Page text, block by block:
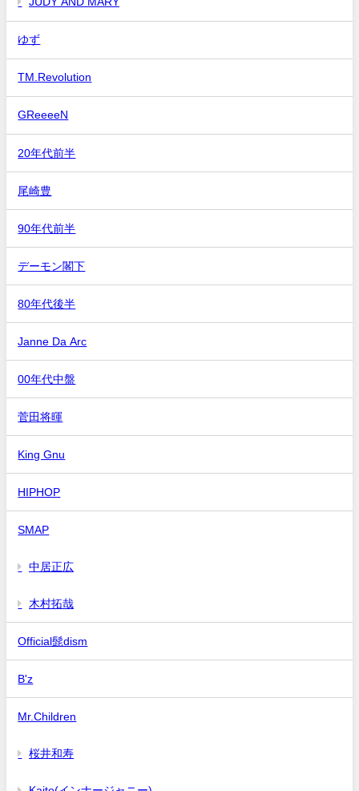
ゆず
TM.Revolution
GReeeeN
20年代前半
尾崎豊
90年代前半
デーモン閣下
80年代後半
Janne Da Arc
00年代中盤
菅田将暉
King Gnu
HIPHOP
SMAP
中居正広
木村拓哉
Official髭dism
B'z
Mr.Children
桜井和寿